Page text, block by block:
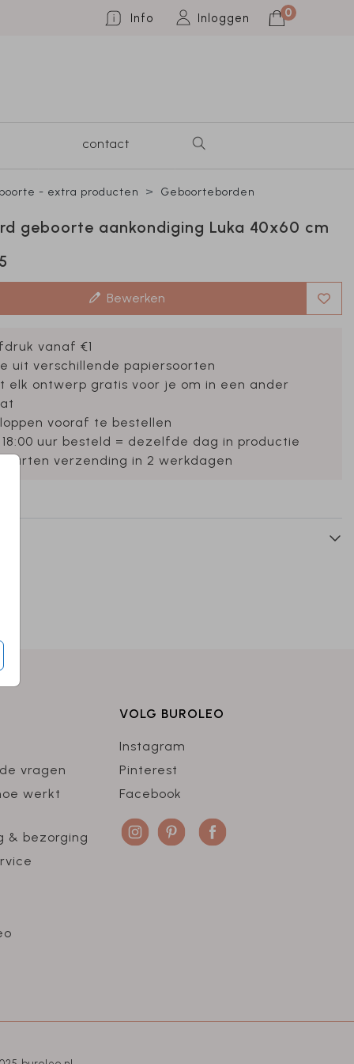
Info Inloggen 0
contact
- extra producten Geboorteborden
geboorte aankondiging Luka 40x60 cm
Bewerken
vanaf €1
uit verschillende papiersoorten
elk ontwerp gratis voor je om in een ander
vooraf te bestellen
uur besteld = dezelfde dag in productie
verzending in 2 werkdagen
vragen
werkt
& bezorging
VOLG BUROLEO
Instagram
Pinterest
Facebook